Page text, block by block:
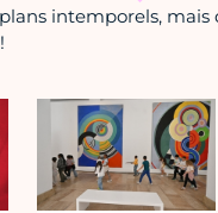
intemporels, mais